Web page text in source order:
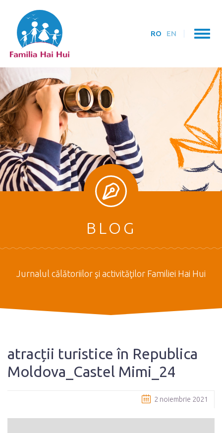
RO EN
BLOG
Jurnalul călătoriilor şi activităţilor Familiei Hai Hui
atracții turistice în Republica
Moldova_Castel Mimi_24
2 noiembrie 2021